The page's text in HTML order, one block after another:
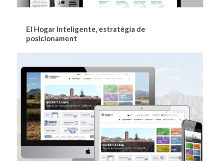
El Hogar Inteligente, estratègia de
posicionament